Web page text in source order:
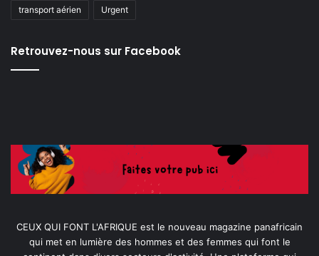
transport aérien Urgent
Retrouvez-nous sur Facebook
CEUX QUI FONT L'AFRIQUE est le nouveau magazine panafricain
qui met en lumière des hommes et des femmes qui font le